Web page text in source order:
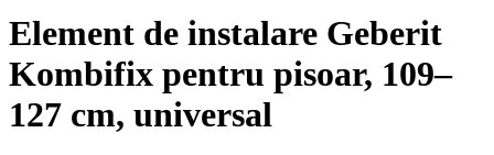
Element de instalare Geberit
Kombifix pentru pisoar, 109–
127 cm, universal